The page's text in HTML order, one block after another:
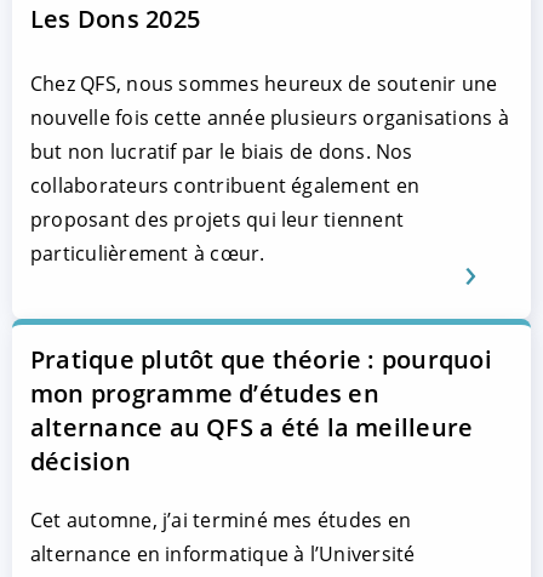
Les Dons 2025
Chez QFS, nous sommes heureux de soutenir une
nouvelle fois cette année plusieurs organisations à
but non lucratif par le biais de dons. Nos
collaborateurs contribuent également en
proposant des projets qui leur tiennent
particulièrement à cœur.
Pratique plutôt que théorie : pourquoi
mon programme d’études en
alternance au QFS a été la meilleure
décision
Cet automne, j’ai terminé mes études en
alternance en informatique à l’Université